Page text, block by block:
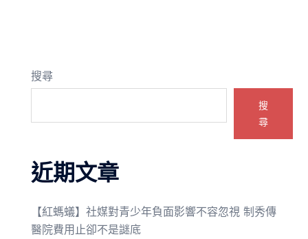
搜尋
搜
尋
近期文章
【紅螞蟻】社媒對青少年負面影響不容忽視 制秀傳
醫院費用止卻不是謎底